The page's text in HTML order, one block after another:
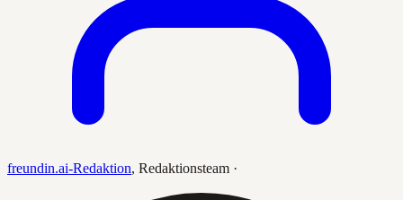
freundin.ai-Redaktion, Redaktionsteam ·